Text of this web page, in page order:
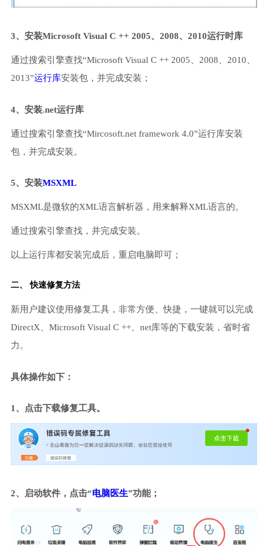
3、安装Microsoft Visual C ++ 2005、2008、2010运行时库
通过搜索引擎查找“Microsoft Visual C ++ 2005、2008、2010、
2013”运行库安装包，并完成安装；
4、安装.net运行库
通过搜索引擎查找“Mircosoft.net framework 4.0”运行库安装
包，并完成安装。
5、安装MSXML
MSXML是微软的XML语言解析器，用来解释XML语言的。
通过搜索引擎查找，并完成安装。
以上运行库都安装完成后，重启电脑即可；
二、 快速修复方法
新用户建议使用修复工具，非常方便、快捷，一键就可以完成
DirectX、Microsoft Visual C ++、net库等的下载安装，省时省
力。
具体操作如下：
1、点击下载修复工具。
2、启动软件，点击“电脑医生”功能；